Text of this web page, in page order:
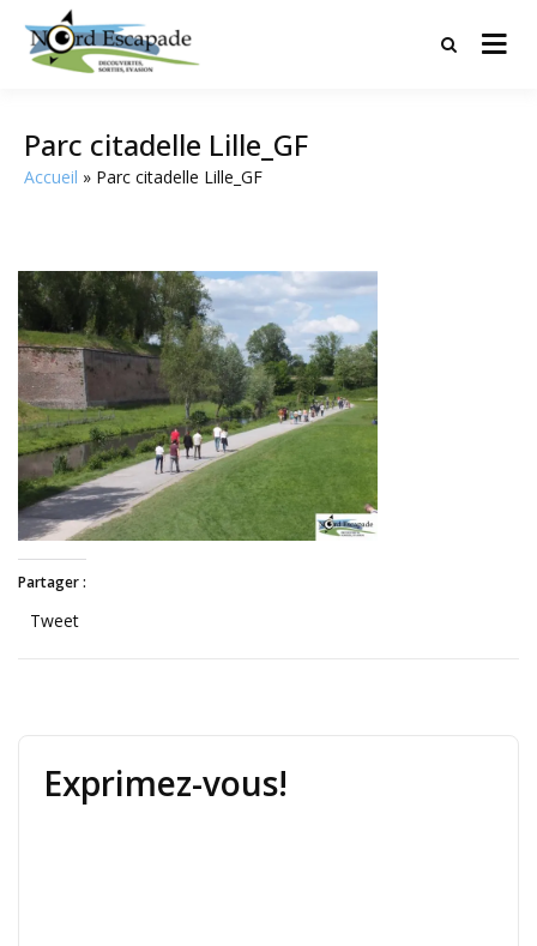
Tourisme et randonnées en Hauts
Parc citadelle Lille_GF
Accueil Parc citadelle Lille_GF
Partager :
Tweet
Exprimez-vous!